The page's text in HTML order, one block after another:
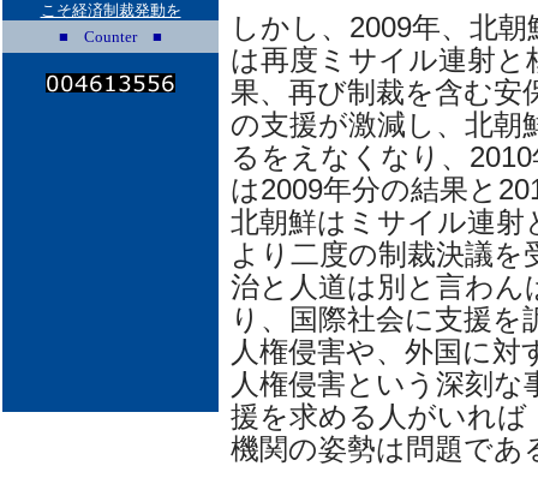
こそ経済制裁発動を
■ Counter ■
しかし、2009年、北
は再度ミサイル連射
果、再び制裁を含む安
の支援が激減し、北朝
るをえなくなり、
は2009年分の結果と
北朝鮮はミサイル連射
より二度の制裁決議を
治と人道は別と言わ
り、国際社会に支援
人権侵害や、外国に
人権侵害という深刻
援を求める人がいれば
機関の姿勢は問題であ